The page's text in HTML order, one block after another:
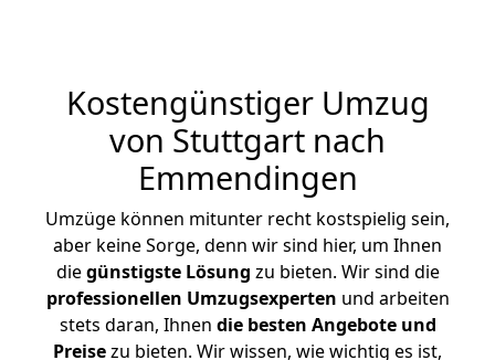
Kostengünstiger Umzug
von Stuttgart nach
Emmendingen
Umzüge können mitunter recht kostspielig sein,
aber keine Sorge, denn wir sind hier, um Ihnen
diegünstigste Lösung zu bieten. Wir sind die
professionellen Umzugsexperten und arbeiten
stets daran, Ihnen die besten Angebote und
Preisezu bieten. Wir wissen, wie wichtig es ist,